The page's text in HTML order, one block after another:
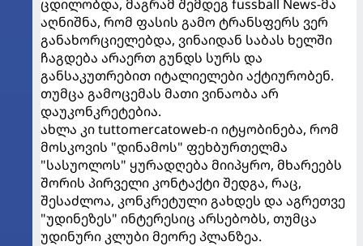
ცდილობდა, მაგრამ შემდეგ fussball News-მა
აღნიშნა, რომ ფასის გამო ტრანსფერს ვერ
განახორციელებდა, ვინაიდან საბას ხელში
ჩაგდება არაერთ გუნდს სურს და
განსაკუთრებით იტალიელები აქტიურობენ.
თუმცა გამოცემას მათი ვინაობა არ
დაუკონკრეტებია.
ახლა კი tuttomercatoweb-ი იტყობინება, რომ
მოსკოვის "დინამოს" ფეხბურთელმა
"სასუოლოს" ყურადღება მიიპყრო, მხარეებს
შორის პირველი კონტაქტი შედგა, რაც,
შესაძლოა, კონკრეტული გახდეს და აგრეთვე
"უდინეზეს" ინტერესიც არსებობს, თუმცა
უდინური კლუბი მეორე პლანზეა.